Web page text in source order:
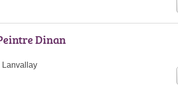
Dinan
Lanvallay